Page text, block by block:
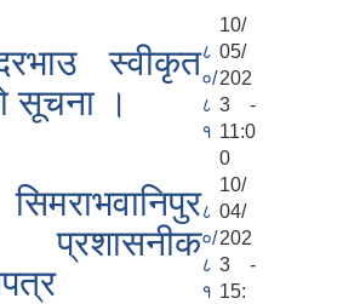
स्वीकृत
सूचना ।
८
०/
८
१
10/
05/
202
3 -
11:0
0
प्रशासनीक
८
०/
८
१
10/
04/
202
3 -
15: